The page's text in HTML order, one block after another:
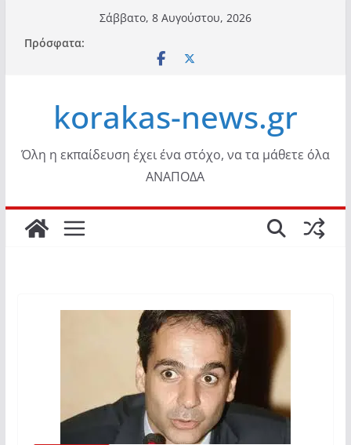
περιεχόμενο
Σάββατο, 8 Αυγούστου, 2026
Πρόσφατα:
korakas-news.gr
Όλη η εκπαίδευση έχει ένα στόχο, να τα μάθετε όλα
ΑΝΑΠΟΔΑ